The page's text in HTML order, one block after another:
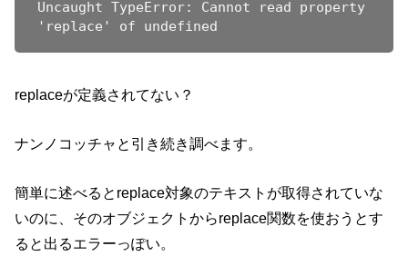
Uncaught TypeError: Cannot read property
replaceが定義されてない？
ナンノコッチャと引き続き調べます。
簡単に述べるとreplace対象のテキストが取得されていな
いのに、そのオブジェクトからreplace関数を使おうとす
ると出るエラーっぽい。